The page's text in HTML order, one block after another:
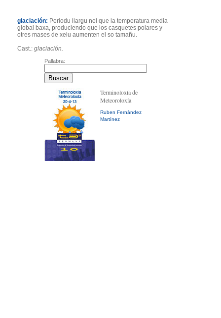
glaciación: Periodu llargu nel que la temperatura media
global baxa, produciendo que los casquetes polares y
otres mases de xelu aumenten el so tamañu.
Cast.: glaciación.
Pallabra:
Terminoloxía de
Meteoroloxía
Ruben Fernández
Martínez